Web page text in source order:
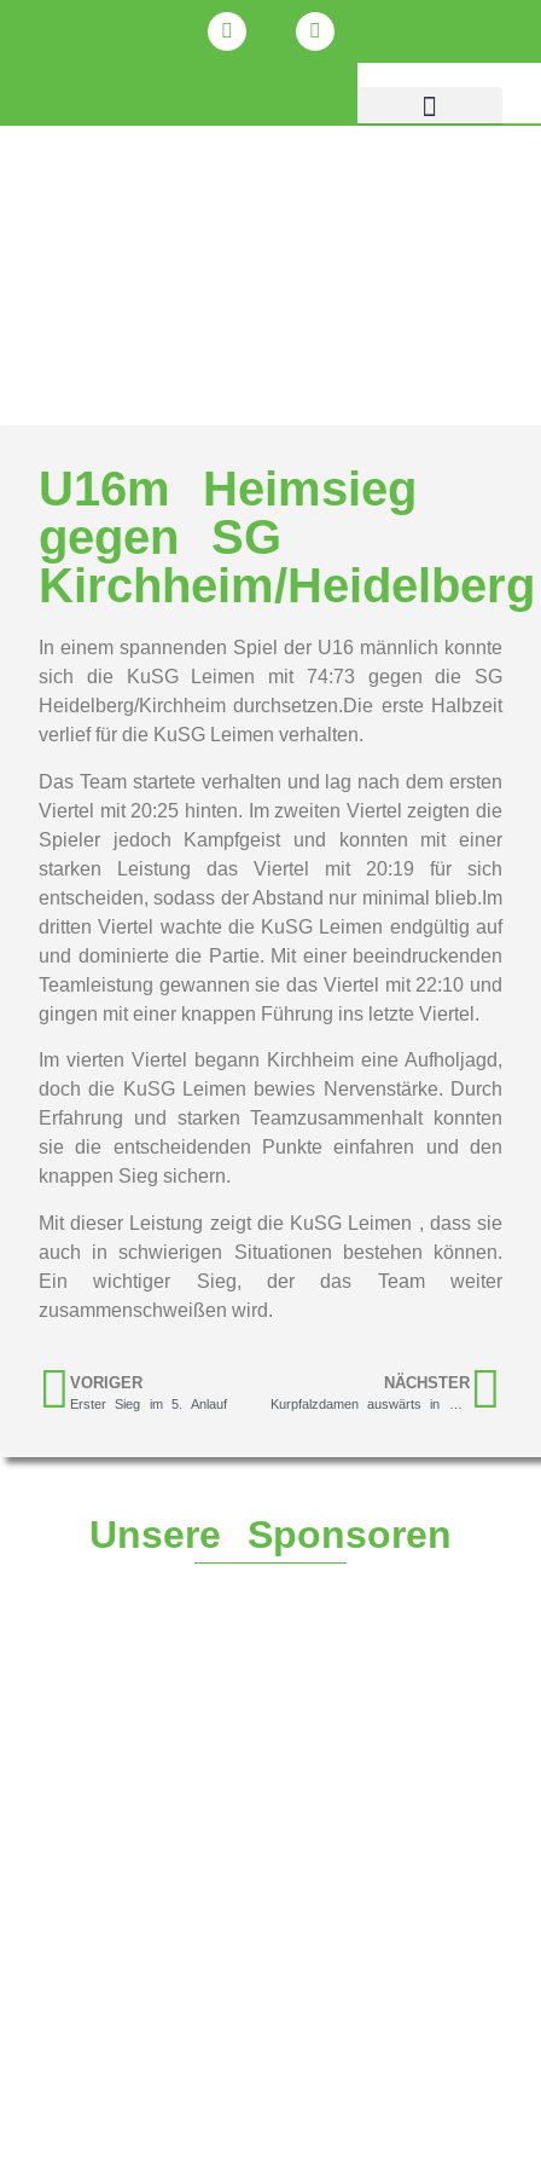
U16m Heimsieg
gegen SG
Kirchheim/Heidelberg
In einem spannenden Spiel der U16 männlich konnte
sich die KuSG Leimen mit 74:73 gegen die SG
Heidelberg/Kirchheim durchsetzen.Die erste Halbzeit
verlief für die KuSG Leimen verhalten.
Das Team startete verhalten und lag nach dem ersten
Viertel mit 20:25 hinten. Im zweiten Viertel zeigten die
Spieler jedoch Kampfgeist und konnten mit einer
starken Leistung das Viertel mit 20:19 für sich
entscheiden, sodass der Abstand nur minimal blieb.Im
dritten Viertel wachte die KuSG Leimen endgültig auf
und dominierte die Partie. Mit einer beeindruckenden
Teamleistung gewannen sie das Viertel mit 22:10 und
gingen mit einer knappen Führung ins letzte Viertel.
Im vierten Viertel begann Kirchheim eine Aufholjagd,
doch die KuSG Leimen bewies Nervenstärke. Durch
Erfahrung und starken Teamzusammenhalt konnten
sie die entscheidenden Punkte einfahren und den
knappen Sieg sichern.
Mit dieser Leistung zeigt die KuSG Leimen , dass sie
auch in schwierigen Situationen bestehen können.
Ein wichtiger Sieg, der das Team weiter
zusammenschweißen wird.
VORIGER
Erster Sieg im 5. Anlauf
NÄCHSTER
Unsere Sponsoren